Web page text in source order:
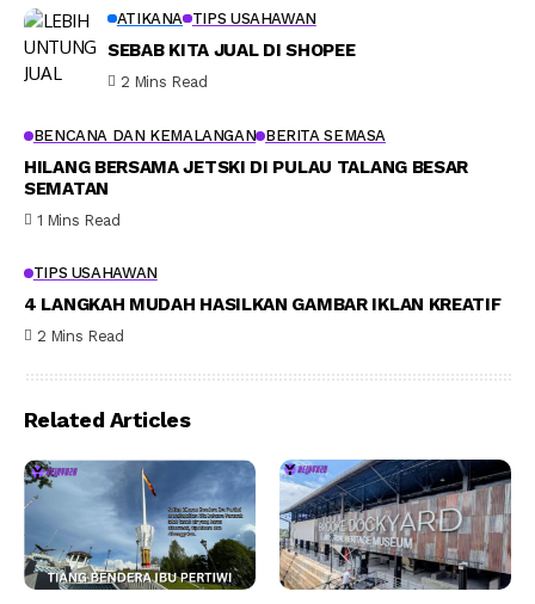
ATIKANA TIPS USAHAWAN
SEBAB KITA JUAL DI SHOPEE
2 Mins Read
BENCANA DAN KEMALANGAN BERITA SEMASA
HILANG BERSAMA JETSKI DI PULAU TALANG BESAR
SEMATAN
1 Mins Read
TIPS USAHAWAN
4 LANGKAH MUDAH HASILKAN GAMBAR IKLAN KREATIF
2 Mins Read
Related Articles